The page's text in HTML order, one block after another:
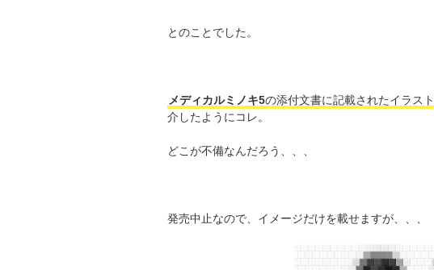
とのことでした。
メディカルミノキ5の添付文書に記載されたイラスト
介したようにコレ。
どこが不備なんだろう、、、
発売中止なので、イメージだけを載せますが、、、